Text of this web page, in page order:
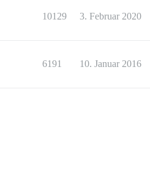
10129 3. Februar 2020
6191 10. Januar 2016